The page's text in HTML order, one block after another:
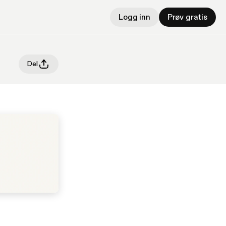
Logg inn Prøv gratis
Del